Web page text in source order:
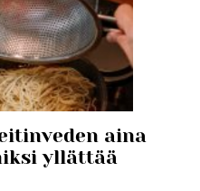
aina
yllättää